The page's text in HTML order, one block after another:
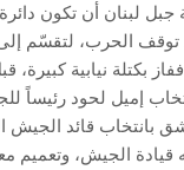
لبنان أن تكون
توقف الحرب، لتقسّم
ففاز بكتلة نيابية
إميل لحود رئيساً
بانتخاب قائد
قيادة الجيش، وتعميم